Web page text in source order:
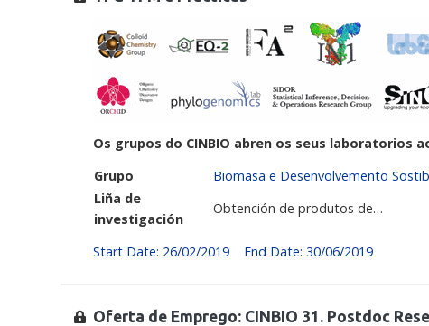
Os grupos do CINBIO abren os seus laboratorios
Grupo
Biomasa e Desenvolvemento
Liña de
investigación
Obtención de produtos de…
Start Date: 26/02/2019 End Date: 30/06/2019
Oferta de Emprego: CINBIO 31. Postdoc